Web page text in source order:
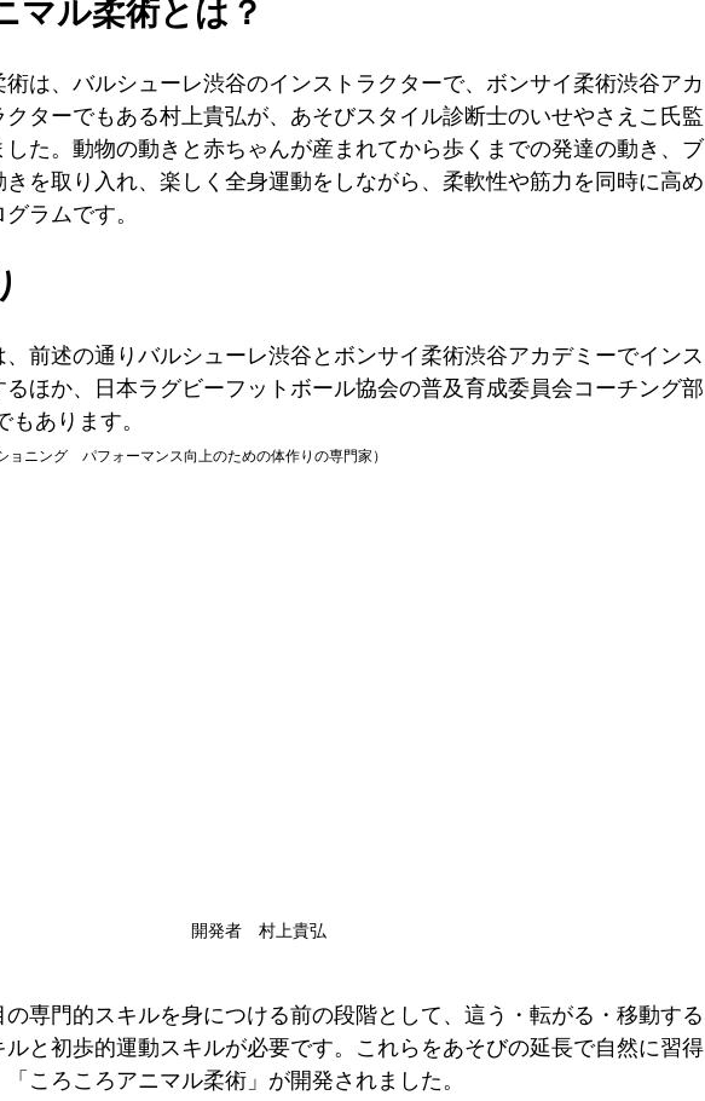
マル柔術とは？
は、バルシューレ渋谷のインストラクターで、ボンサイ柔術渋谷アカ
ターでもある村上貴弘が、あそびスタイル診断士のいせやさえこ氏監
た。動物の動きと赤ちゃんが産まれてから歩くまでの発達の動き、ブ
を取り入れ、楽しく全身運動をしながら、柔軟性や筋力を同時に高め
ラムです。
前述の通りバルシューレ渋谷とボンサイ柔術渋谷アカデミーでインス
るほか、日本ラグビーフットボール協会の普及育成委員会コーチング部
あります。
ョニング　パフォーマンス向上のための体作りの専門家）
開発者　村上貴弘
専門的スキルを身につける前の段階として、這う・転がる・移動する
と初歩的運動スキルが必要です。これらをあそびの延長で自然に習得
ころころアニマル柔術」が開発されました。